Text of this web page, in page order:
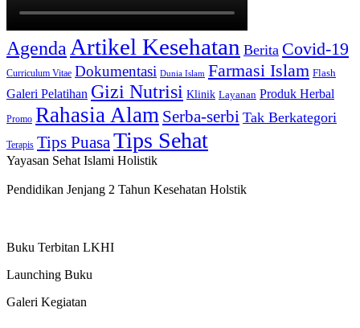
Agenda Artikel Kesehatan Berita Covid-19
Curriculum Vitae Dokumentasi Dunia Islam Farmasi Islam Flash
Galeri Pelatihan Gizi Nutrisi Klinik Layanan Produk Herbal
Promo Rahasia Alam Serba-serbi Tak Berkategori
Terapis Tips PuasaTips Sehat
Yayasan Sehat Islami Holistik
Pendidikan Jenjang 2 Tahun Kesehatan Holstik
Buku Terbitan LKHI
Launching Buku
Galeri Kegiatan